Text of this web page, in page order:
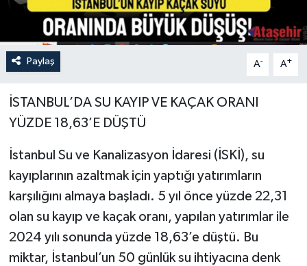
Paylaş A- A+
İSTANBUL’DA SU KAYIP VE KAÇAK ORANI
YÜZDE 18,63’E DÜŞTÜ
İstanbul Su ve Kanalizasyon İdaresi (İSKİ), su
kayıplarının azaltmak için yaptığı yatırımların
karşılığını almaya başladı. 5 yıl önce yüzde 22,31
olan su kayıp ve kaçak oranı, yapılan yatırımlar ile
2024 yılı sonunda yüzde 18,63’e düştü. Bu
miktar, İstanbul’un 50 günlük su ihtiyacına denk